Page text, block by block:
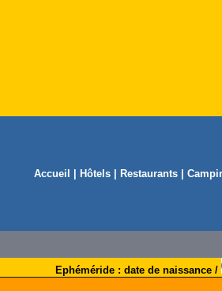
Accueil Hôtels| Restaurants|
Ephéméride : date de naissance /